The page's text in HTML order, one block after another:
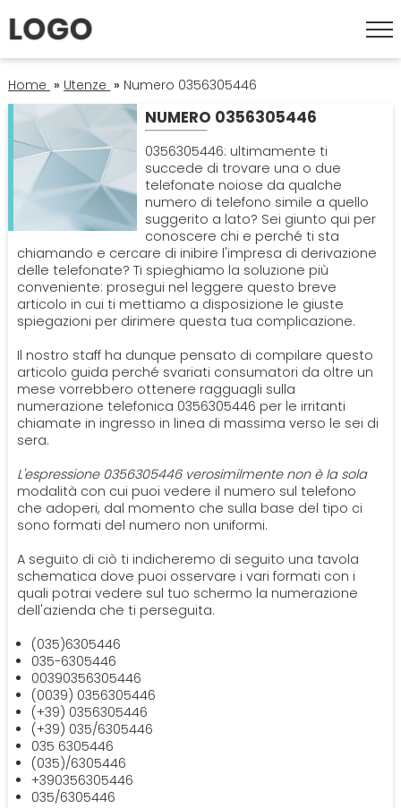
UTENZE
Home » Utenze » Numero 0356305446
NUMERO 0356305446
0356305446: ultimamente ti
succede di trovare una o due
telefonate noiose da qualche
numero di telefono simile a quello
suggerito a lato? Sei giunto qui per
conoscere chi e perché ti sta
chiamando e cercare di inibire l'impresa di derivazione
delle telefonate? Ti spieghiamo la soluzione più
conveniente: prosegui nel leggere questo breve
articolo in cui ti mettiamo a disposizione le giuste
spiegazioni per dirimere questa tua complicazione.
Il nostro staff ha dunque pensato di compilare questo
articolo guida perché svariati consumatori da oltre un
mese vorrebbero ottenere ragguagli sulla
numerazione telefonica 0356305446 per le irritanti
chiamate in ingresso in linea di massima verso le sei di
sera.
L'espressione 0356305446 verosimilmente non è la sola
modalità con cui puoi vedere il numero sul telefono
che adoperi, dal momento che sulla base del tipo ci
sono formati del numero non uniformi.
A seguito di ciò ti indicheremo di seguito una tavola
schematica dove puoi osservare i vari formati con i
quali potrai vedere sul tuo schermo la numerazione
dell'azienda che ti perseguita.
(035)6305446
035-6305446
00390356305446
(0039) 0356305446
(+39) 0356305446
(+39) 035/6305446
035 6305446
(035)/6305446
+390356305446
035/6305446